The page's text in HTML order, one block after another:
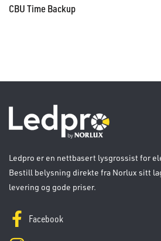
CBU Time Backup
Ledpro er en nettbasert lysgrossist for
Bestill belysning direkte fra Norlux sitt
levering og gode priser.
Facebook